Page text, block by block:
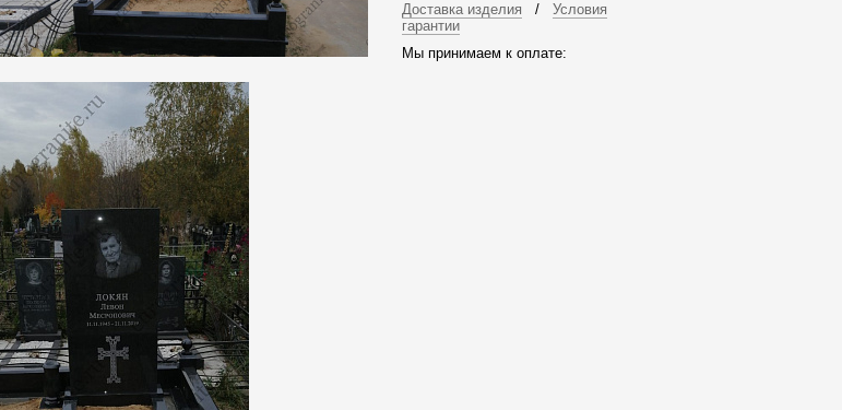
Доставка изделия / Условия
гарантии
Мы принимаем к оплате: